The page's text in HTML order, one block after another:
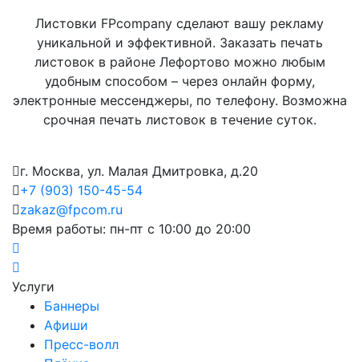
Листовки FPcompany сделают вашу рекламу
уникальной и эффективной. Заказать печать
листовок в районе Лефортово можно любым
удобным способом – через онлайн форму,
электронные мессенджеры, по телефону. Возможна
срочная печать листовок в течение суток.
г. Москва, ул. Малая Дмитровка, д.20
+7 (903) 150-45-54
zakaz@fpcom.ru
Время работы: пн-пт с 10:00 до 20:00
Услуги
Баннеры
Афиши
Пресс-волл